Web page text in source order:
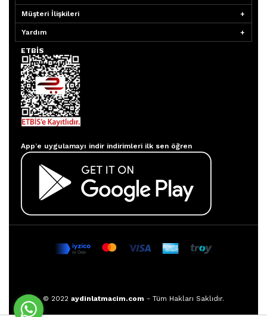
Müşteri İlişkileri
Yardım
ETBİS
App’e uygulamayı indir indirimleri ilk sen öğren
© 2022 aydinlatmacim.com - Tüm Hakları Saklıdır.